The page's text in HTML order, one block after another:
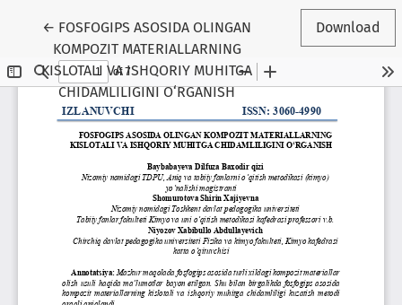
← Return to Article Details
FOSFOGIPS ASOSIDA OLINGAN
KOMPOZIT MATERIALLARNING
KISLOTALI VA ISHQORIY MUHITGA
CHIDAMLILIGINI O‘RGANISH
Download